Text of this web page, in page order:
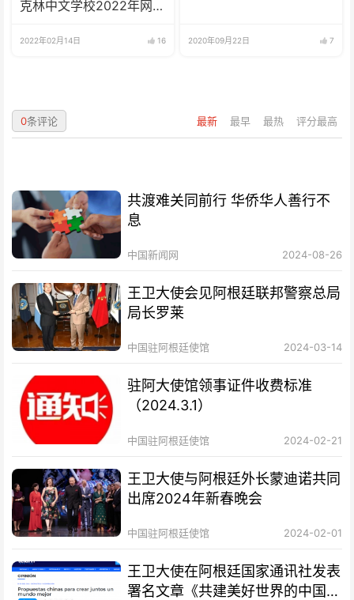
克林中文学校2022年网校
2022年02月14日 16 2020年09月22日 7
最新 最早 最热 评分最高
0条评论
共渡难关同前行 华侨华人善行不
息
中国新闻网 2024-08-26
王卫大使会见阿根廷联邦警察总局
局长罗莱
中国驻阿根廷使馆 2024-03-14
驻阿大使馆领事证件收费标准
（2024.3.1）
中国驻阿根廷使馆 2024-02-21
王卫大使与阿根廷外长蒙迪诺共同
出席2024年新春晚会
中国驻阿根廷使馆 2024-02-01
王卫大使在阿根廷国家通讯社发表
署名文章《共建美好世界的中国方